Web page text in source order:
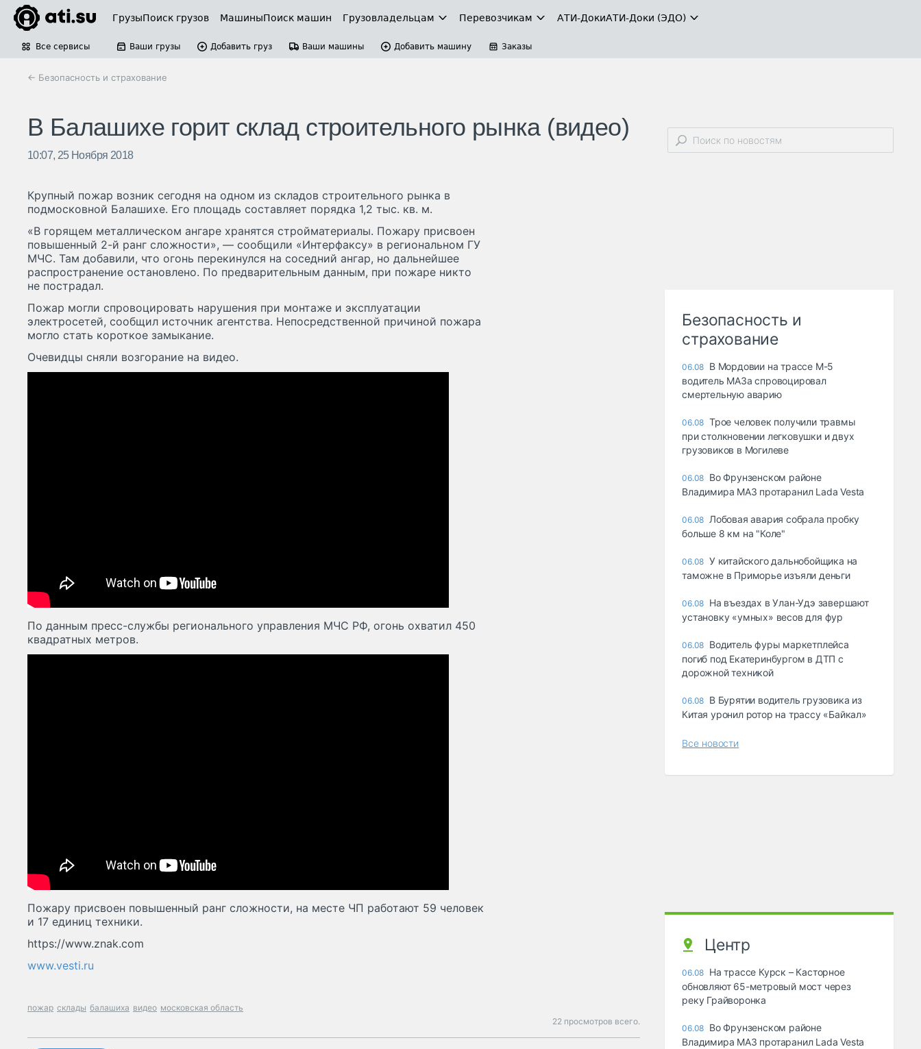
ГрузыПоиск грузов МашиныПоиск машин Грузовладельцам Перевозчикам АТИ-ДокиАТИ-Доки (ЭДО)
Все сервисы Ваши грузы Добавить груз Ваши машины Добавить машину Заказы
← Безопасность и страхование
В Балашихе горит склад строительного рынка (видео)
10:07, 25 Ноября 2018
Крупный пожар возник сегодня на одном из складов строительного рынка в
подмосковной Балашихе. Его площадь составляет порядка 1,2 тыс. кв. м.
«В горящем металлическом ангаре хранятся стройматериалы. Пожару присвоен
повышенный 2-й ранг сложности», — сообщили «Интерфаксу» в региональном ГУ
МЧС. Там добавили, что огонь перекинулся на соседний ангар, но дальнейшее
распространение остановлено. По предварительным данным, при пожаре никто
не пострадал.
Пожар могли спровоцировать нарушения при монтаже и эксплуатации
электросетей, сообщил источник агентства. Непосредственной причиной пожара
могло стать короткое замыкание.
Очевидцы сняли возгорание на видео.
По данным пресс-службы регионального управления МЧС РФ, огонь охватил 450
квадратных метров.
Пожару присвоен повышенный ранг сложности, на месте ЧП работают 59 человек
и 17 единиц техники.
https://www.znak.com
www.vesti.ru
пожар склады балашиха видео московская область
22 просмотров всего.
Безопасность и
страхование
06.08 В Мордовии на трассе М-5
водитель МАЗа спровоцировал
смертельную аварию
06.08 Трое человек получили травмы
при столкновении легковушки и двух
грузовиков в Могилеве
06.08 Во Фрунзенском районе
Владимира МАЗ протаранил Lada Vesta
06.08 Лобовая авария собрала пробку
больше 8 км на "Коле"
06.08 У китайского дальнобойщика на
таможне в Приморье изъяли деньги
06.08 Ha въeздax в Улaн-Удэ зaвepшaют
ycтaнoвкy «yмныx» вecoв для фyp
06.08 Водитель фуры маркетплейса
погиб под Екатеринбургом в ДТП с
дорожной техникой
06.08 В Бурятии водитель грузовика из
Китая уронил ротор на трассу «Байкал»
Все новости
Центр
06.08 На трассе Курск – Касторное
обновляют 65-метровый мост через
реку Грайворонка
06.08 Во Фрунзенском районе
Владимира МАЗ протаранил Lada Vesta